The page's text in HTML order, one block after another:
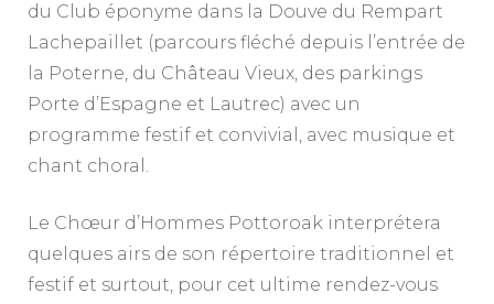
du Club éponyme dans la Douve du Rempart
Lachepaillet (parcours fléché depuis l’entrée de
la Poterne, du Château Vieux, des parkings
Porte d’Espagne et Lautrec) avec un
programme festif et convivial, avec musique et
chant choral.
Le Chœur d’Hommes Pottoroak interprétera
quelques airs de son répertoire traditionnel et
festif et surtout, pour cet ultime rendez-vous